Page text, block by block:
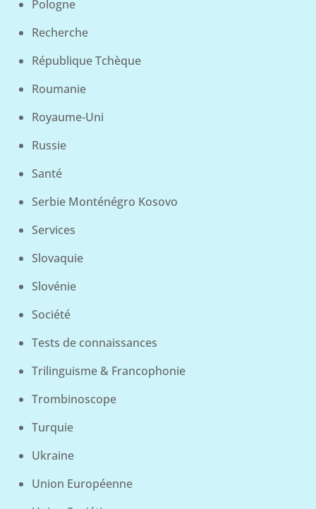
Pologne
Recherche
République Tchèque
Roumanie
Royaume-Uni
Russie
Santé
Serbie Monténégro Kosovo
Services
Slovaquie
Slovénie
Société
Tests de connaissances
Trilinguisme & Francophonie
Trombinoscope
Turquie
Ukraine
Union Européenne